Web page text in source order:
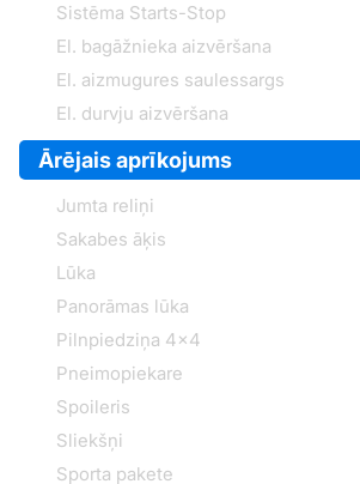
Sistēma Starts-Stop
El. bagāžnieka aizvēršana
El. aizmugures saulessargs
El. durvju aizvēršana
Ārējais aprīkojums
Jumta reliņi
Sakabes āķis
Lūka
Panorāmas lūka
Pilnpiedziņa 4x4
Pneimopiekare
Spoileris
Sliekšņi
Sporta pakete